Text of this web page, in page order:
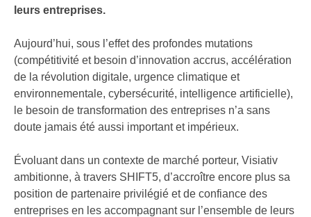
leurs entreprises.
Aujourd’hui, sous l’effet des profondes mutations
(compétitivité et besoin d’innovation accrus, accélération
de la révolution digitale, urgence climatique et
environnementale, cybersécurité, intelligence artificielle),
le besoin de transformation des entreprises n’a sans
doute jamais été aussi important et impérieux.
Évoluant dans un contexte de marché porteur, Visiativ
ambitionne, à travers SHIFT5, d’accroître encore plus sa
position de partenaire privilégié et de confiance des
entreprises en les accompagnant sur l’ensemble de leurs